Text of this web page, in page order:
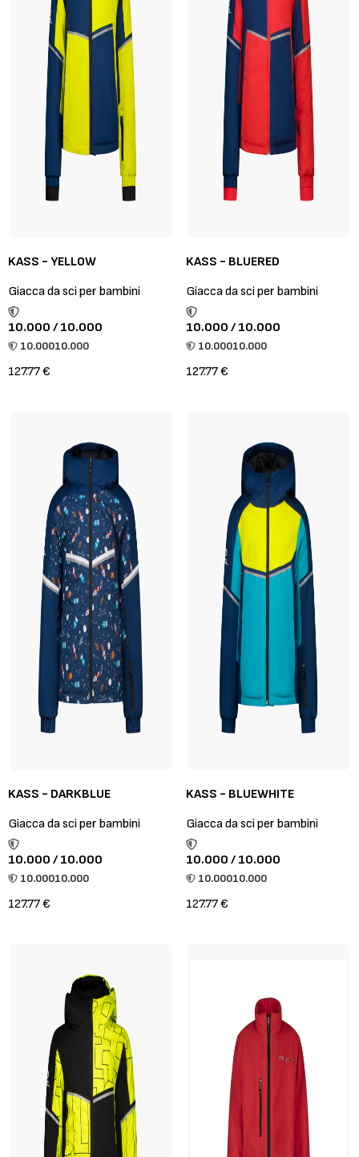
KASS - YELLOW
Giacca da sci per bambini
10.000 / 10.000
10.00010.000
127.77 €
KASS - BLUERED
Giacca da sci per bambini
10.000 / 10.000
10.00010.000
127.77 €
KASS - DARKBLUE
Giacca da sci per bambini
10.000 / 10.000
10.00010.000
127.77 €
KASS - BLUEWHITE
Giacca da sci per bambini
10.000 / 10.000
10.00010.000
127.77 €